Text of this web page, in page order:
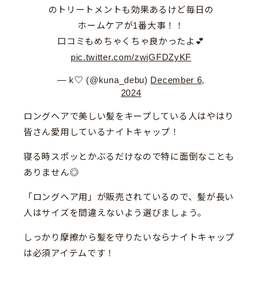
のトリートメントも効果あるけど毎日の
ホームケアが1番大事！！
口コミもめちゃくちゃ良かったよ💕
pic.twitter.com/zwjGFDZyKF
— k♡ (@kuna_debu) December 6,
2024
ロングヘアで美しい髪をキープしている人はやはり
皆さん愛用しているナイトキャップ！
寝る時スポッとかぶるだけなので特に面倒なことも
ありません◎
「ロングヘア用」が販売されているので、髪が長い
人はサイズを間違えないよう選びましょう。
しっかり摩擦から髪を守りたいならナイトキャップ
は必須アイテムです！